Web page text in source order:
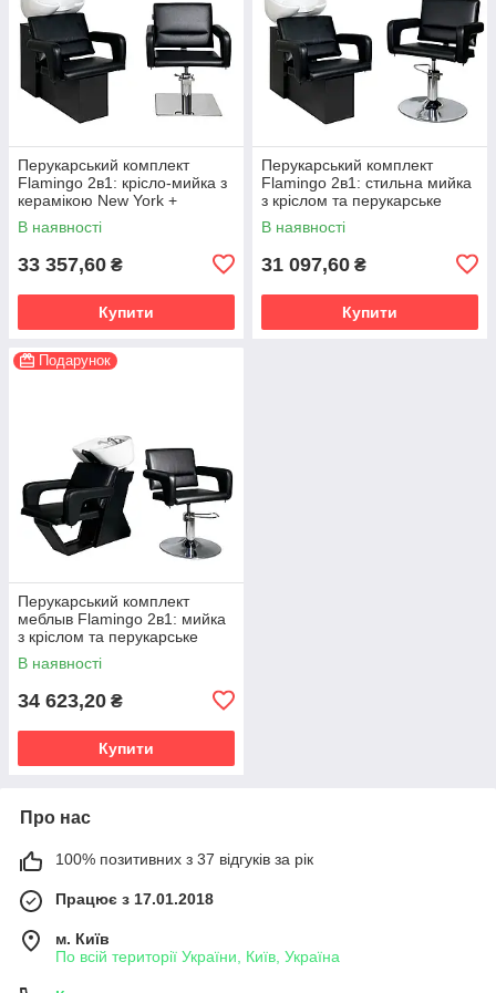
Перукарський комплект
Flamingo 2в1: крісло-мийка з
керамікою New York +
перукарське крісло квадратна
хромована база
В наявності
33 357,60 ₴
Купити
Перукарський комплект
Flamingo 2в1: стильна мийка
з кріслом та перукарське
крісло на хромованій
дисковій базі
В наявності
31 097,60 ₴
Купити
Подарунок
Перукарський комплект
меблыв Flamingo 2в1: мийка
з кріслом та перукарське
гідравлічне крісло
В наявності
34 623,20 ₴
Купити
Про нас
100% позитивних з 37 відгуків за рік
Працює з 17.01.2018
м. Київ
По всій території України, Київ, Україна